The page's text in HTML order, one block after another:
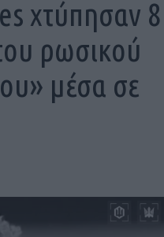
χτύπησαν 8
ρωσικού
μέσα σε